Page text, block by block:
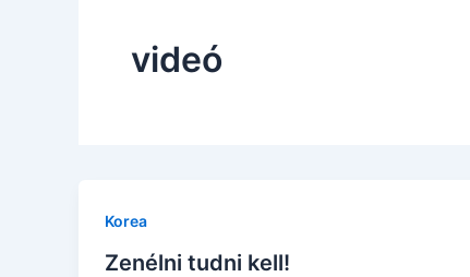
videó
Korea
Zenélni tudni kell!